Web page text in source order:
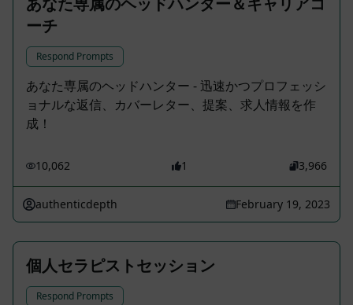
ーチ
Respond Prompts
あなた専属のヘッドハンター - 迅速かつプロフェッシ
ョナルな返信、カバーレター、提案、求人情報を作
成！
10,062 1 3,966
authenticdepth February 19, 2023
個人セラピストセッション
Respond Prompts